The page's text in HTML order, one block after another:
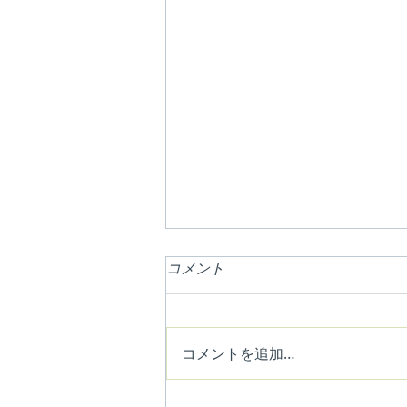
ドリンクサービス
コメント
コメントを追加…